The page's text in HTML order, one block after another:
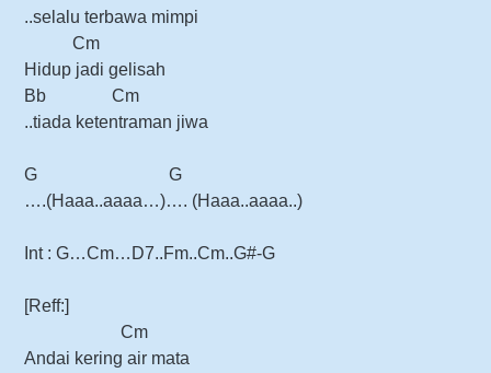
..selalu terbawa mimpi
Cm
Hidup jadi gelisah
Bb Cm
..tiada ketentraman jiwa
G G
….(Haaa..aaaa…)…. (Haaa..aaaa..)
Int : G…Cm…D7..Fm..Cm..G#-G
[Reff:]
Cm
Andai kering air mata